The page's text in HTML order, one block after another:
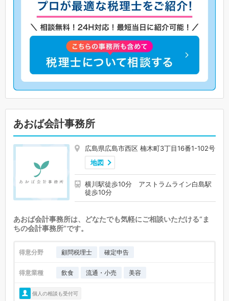
あおば会計事務所
広島県広島市西区 楠木町3丁目16番1-102号
地図
横川駅徒歩10分 アストラムライン白島駅
徒歩10分
あおば会計事務所は、どなたでも気軽にご相談いただける“ま
ちの会計事務所”です。
得意分野 顧問税理士 確定申告
得意業種 飲食 流通・小売 美容
個人の相談も受付可